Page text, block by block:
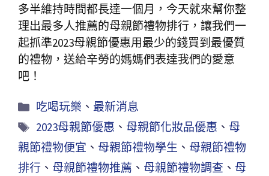
多半維持時間都長達一個月，今天就來幫你整
理出最多人推薦的母親節禮物排行，讓我們一
起抓準2023母親節優惠用最少的錢買到最優質
的禮物，送給辛勞的媽媽們表達我們的愛意
吧！
吃喝玩樂 、最新消息
2023母親節優惠 、 母親節化妝品優惠 、 母
親節禮物便宜 、 母親節禮物學生 、 母親節禮物
排行 、 母親節禮物推薦 、 母親節禮物調查 、 母